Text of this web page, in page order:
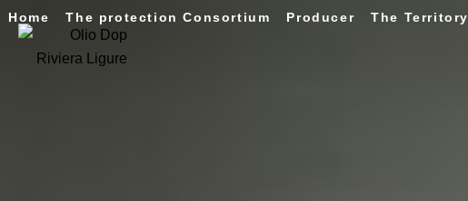
Home The protection Consortium Producer The Territory